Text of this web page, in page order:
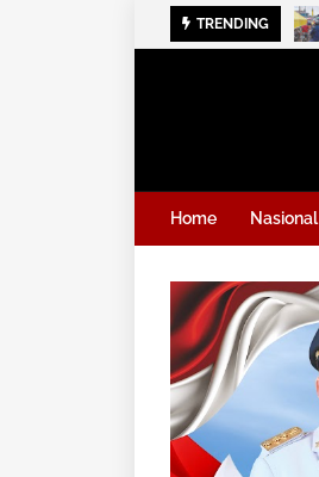
TRENDING
Home Nasional